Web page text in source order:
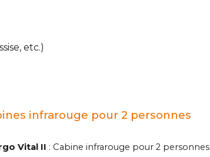
etc.)
infrarouge pour 2 personnes
Vital II : Cabine infrarouge pour 2 personnes